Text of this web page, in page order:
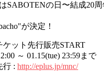
はSABOTENの日〜結成20
が決定！
ケット先行販売START
～ 01.15(tue) 23:59まで
行 : http://eplus.jp/mnc/